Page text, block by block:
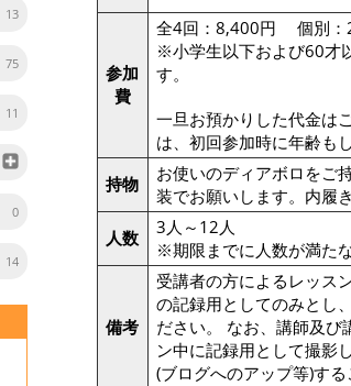
13
75
11
0
14
参加
費
全4回：8,400円 個別：
※小学生以下および60才
す。
一旦お預かりした代金は
は、初回参加時に年齢も
持物
お使いのディアボロをご
装でお願いします。内履
人数
3人～12人
※期限までに人数が満た
備考
受講者の方によるレッス
の記録用としてのみとし
ださい。 なお、講師及び
ン中に記録用として撮影
(ブログへのアップ等)す